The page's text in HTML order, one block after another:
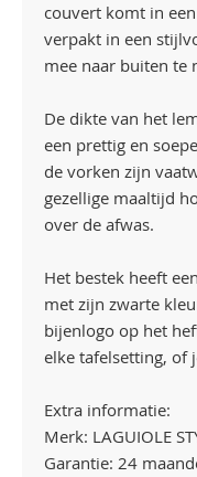
couvert komt in
verpakt in een
mee naar buiten te
De dikte van het
een prettig en
de vorken zijn
gezellige maaltijd
over de afwas.
Het bestek heeft
met zijn zwarte
bijenlogo op het
elke tafelsetting, of
Extra informatie:
Merk: LAGUIOLE
Garantie: 24